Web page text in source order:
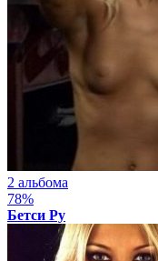
2 альбома
78%
Бетси Ру